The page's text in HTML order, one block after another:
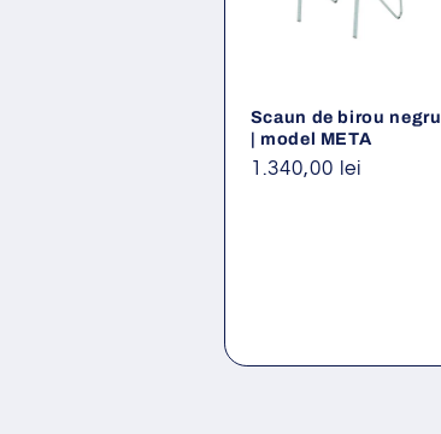
Scaun de birou negru
| model META
Preț
1.340,00 lei